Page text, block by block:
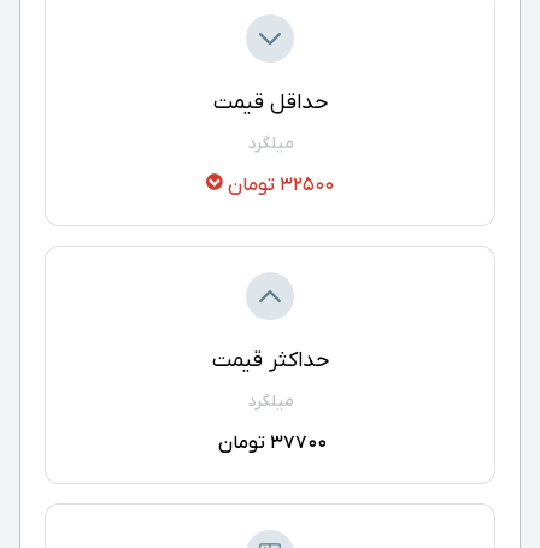
حداقل قیمت
میلگرد
32500 تومان
حداکثر قیمت
میلگرد
37700 تومان